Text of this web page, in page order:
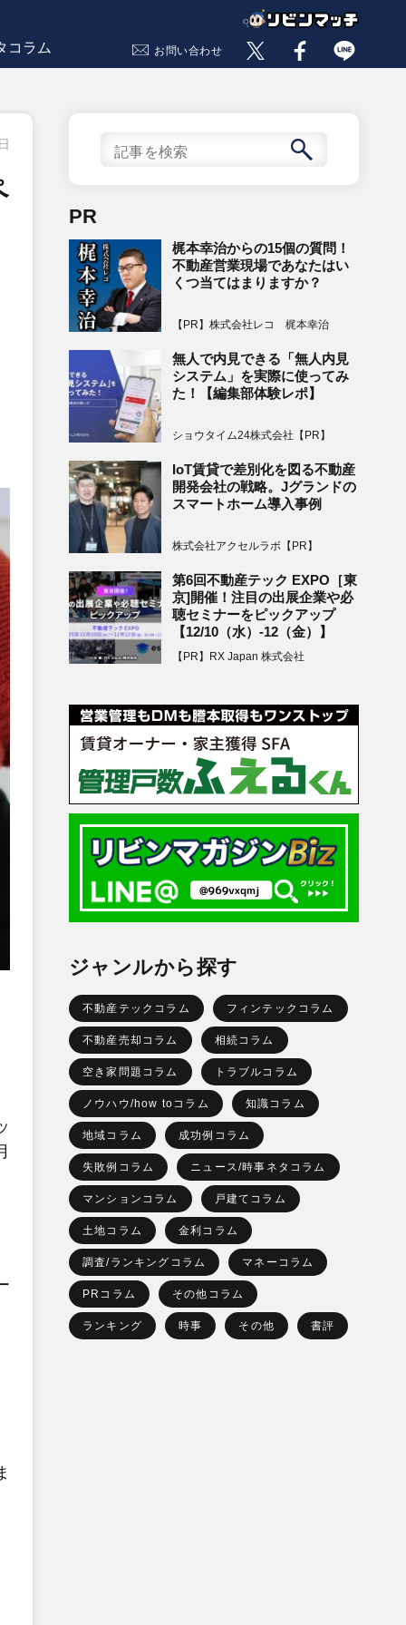
コラム お問い合わせ
PR
梶本幸治からの15個の質問！
不動産営業現場であなたはい
くつ当てはまりますか？
【PR】株式会社レコ 梶本幸治
無人で内見できる「無人内見
システム」を実際に使ってみ
た！【編集部体験レポ】
ショウタイム24株式会社【PR】
IoT賃貸で差別化を図る不動産
開発会社の戦略。Jグランドの
スマートホーム導入事例
株式会社アクセルラボ【PR】
第6回不動産テック EXPO［東
京]開催！注目の出展企業や必
聴セミナーをピックアップ
【12/10（水）-12（金）】
【PR】RX Japan 株式会社
ジャンルから探す
不動産テックコラム フィンテックコラム
不動産売却コラム 相続コラム
空き家問題コラム トラブルコラム
ノウハウ/how toコラム 知識コラム
地域コラム 成功例コラム
失敗例コラム ニュース/時事ネタコラム
マンションコラム 戸建てコラム
土地コラム 金利コラム
調査/ランキングコラム マネーコラム
PRコラム その他コラム
ランキング 時事 その他 書評